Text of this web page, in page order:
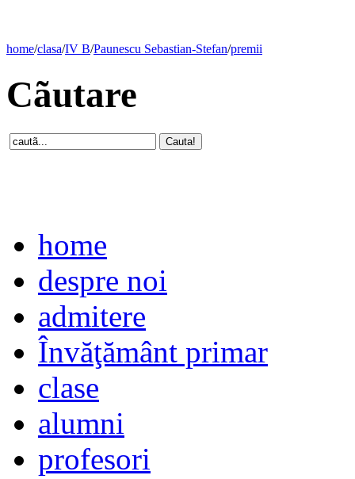
home/clasa/IV B/Paunescu Sebastian-Stefan/premii
Cãutare
home
despre noi
admitere
Învăţământ primar
clase
alumni
profesori